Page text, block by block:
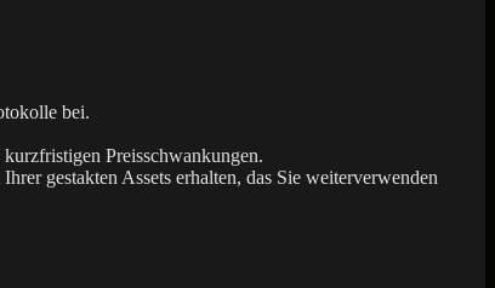
bei.
Preisschwankungen.
gestakten Assets erhalten, das Sie weiterverwenden